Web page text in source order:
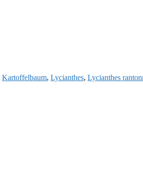
Kartoffelbaum, Lycianthes, Lycianthes